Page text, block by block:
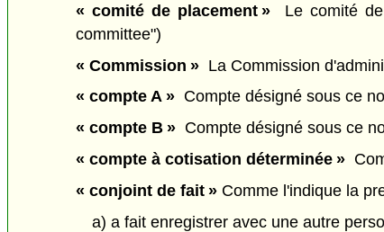
« comité de placement » Le comité de
committee")
« Commission » La Commission
« compte A » Compte désigné sous ce
« compte B » Compte désigné sous ce
« compte à cotisation déterminée »
« conjoint de fait » Comme l'indique la
a) a fait enregistrer avec une autre